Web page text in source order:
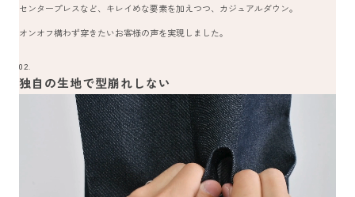
センタープレスなど、キレイめな要素を加えつつ、カジュアルダウン。
オンオフ構わず穿きたいお客様の声を実現しました。
02.
独自の生地で型崩れしない